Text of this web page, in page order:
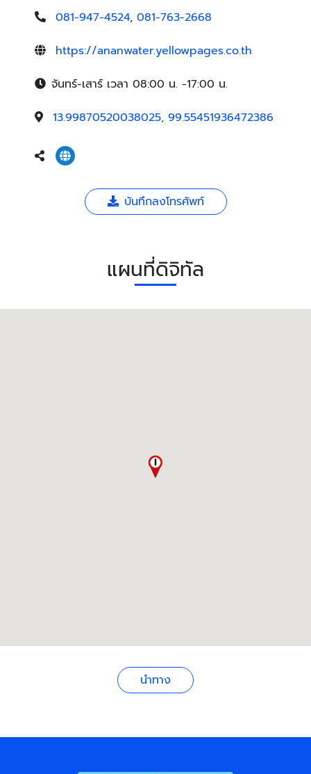
081-947-4524, 081-763-2668
https://ananwater.yellowpages.co.th
จันทร์-เสาร์ เวลา 08:00 น. -17:00 น.
13.99870520038025, 99.55451936472386
บันทึกลงโทรศัพท์
แผนที่ดิจิทัล
นำทาง